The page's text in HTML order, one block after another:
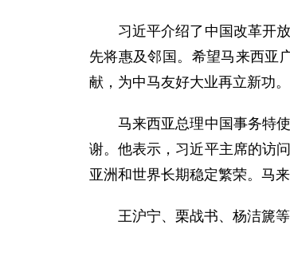
习近平介绍了中国改革开放
先将惠及邻国。希望马来西亚
献，为中马友好大业再立新功。
马来西亚总理中国事务特使
谢。他表示，习近平主席的访
亚洲和世界长期稳定繁荣。马
王沪宁、栗战书、杨洁篪等